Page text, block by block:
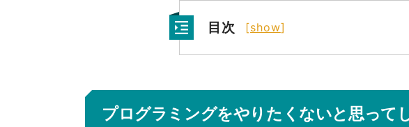
目次 [show]
プログラミングをやりたくないと思って